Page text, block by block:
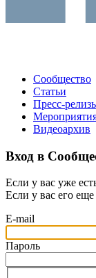
Сообщество
Статьи
Пресс-
Видеоархив
Вход в
Если у вас уже
Если у вас его
E-mail
Пароль